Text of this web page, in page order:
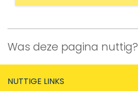
Was deze pagina nuttig?
NUTTIGE LINKS